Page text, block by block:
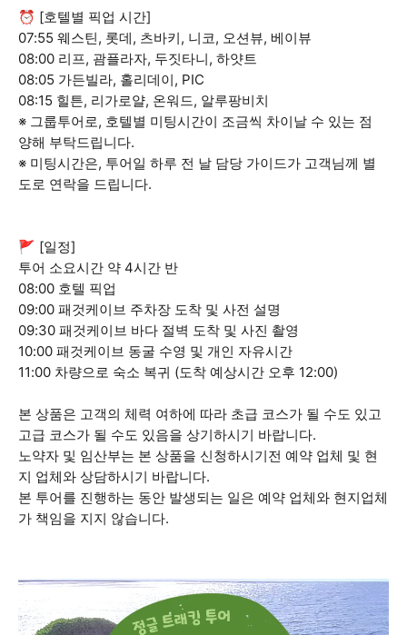
⏰ [호텔별 픽업 시간]
07:55 웨스틴, 롯데, 츠바키, 니코, 오션뷰, 베이뷰
08:00 리프, 괌플라자, 두짓타니, 하얏트
08:05 가든빌라, 홀리데이, PIC
08:15 힐튼, 리가로얄, 온워드, 알루팡비치
※ 그룹투어로, 호텔별 미팅시간이 조금씩 차이날 수 있는 점
양해 부탁드립니다.
※ 미팅시간은, 투어일 하루 전 날 담당 가이드가 고객님께 별
도로 연락을 드립니다.
🚩 [일정]
투어 소요시간 약 4시간 반
08:00 호텔 픽업
09:00 패것케이브 주차장 도착 및 사전 설명
09:30 패것케이브 바다 절벽 도착 및 사진 촬영
10:00 패것케이브 동굴 수영 및 개인 자유시간
11:00 차량으로 숙소 복귀 (도착 예상시간 오후 12:00)
본 상품은 고객의 체력 여하에 따라 초급 코스가 될 수도 있고
고급 코스가 될 수도 있음을 상기하시기 바랍니다.
노약자 및 임산부는 본 상품을 신청하시기전 예약 업체 및 현
지 업체와 상담하시기 바랍니다.
본 투어를 진행하는 동안 발생되는 일은 예약 업체와 현지업체
가 책임을 지지 않습니다.